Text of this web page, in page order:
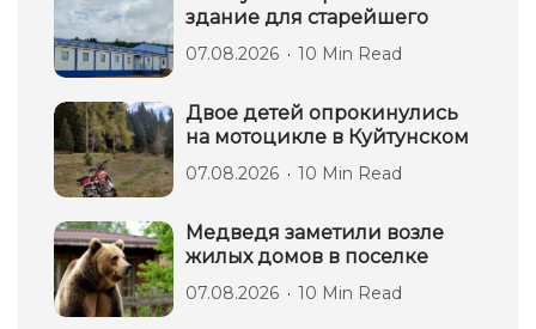
здание для старейшего
07.08.2026 10 Min Read
Двое детей опрокинулись
на мотоцикле в Куйтунском
07.08.2026 10 Min Read
Медведя заметили возле
жилых домов в поселке
07.08.2026 10 Min Read